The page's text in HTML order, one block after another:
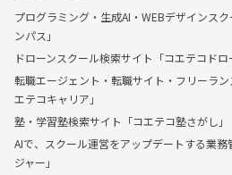
プログラミング・生成AI・WEBデザインス
ンパス」
ドローンスクール検索サイト「コエテコドロ
転職エージェント・転職サイト・フリーラ
エテコキャリア」
塾・学習塾検索サイト「コエテコ塾さがし」
AIで、スクール運営をアップデートする業
ジャー」